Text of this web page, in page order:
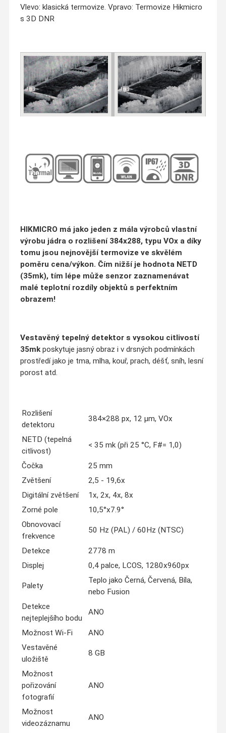
Vlevo: klasická termovize. Vpravo: Termovize Hikmicro
s 3D DNR
HIKMICRO má jako jeden z mála výrobců vlastní
výrobu jádra o rozlišení 384x288, typu VOx a díky
tomu jsou nejnovější termovize ve skvělém
poměru cena/výkon. Čím nižší je hodnota NETD
(35mk), tím lépe může senzor zaznamenávat
malé teplotní rozdíly objektů s perfektním
obrazem!
Vestavěný tepelný detektor s vysokou citlivostí
35mkposkytuje jasný obraz i v drsných podmínkách
prostředí jako je tma, mlha, kouř, prach, déšť, sníh, lesní
porost atd.
Rozlišení
detektoru
384×288 px, 12 µm, VOx
NETD (tepelná
citlivost)
< 35 mk (při 25 °C, F#= 1,0)
Čočka
25 mm
Zvětšení
2,5 - 19,6x
Digitální zvětšení
1x, 2x, 4x, 8x
Zorné pole
10,5°x7.9°
Obnovovací
frekvence
50 Hz (PAL) / 60Hz (NTSC)
Detekce
2778 m
Displej
0,4 palce, LCOS, 1280x960px
Palety
Teplo jako Černá, Červená, Bíla,
nebo Fusion
Detekce
nejteplejšího bodu
ANO
Možnost Wi-Fi
ANO
Vestavěné
uložiště
8 GB
Možnost
pořizování
fotografií
ANO
Možnost
videozáznamu
ANO